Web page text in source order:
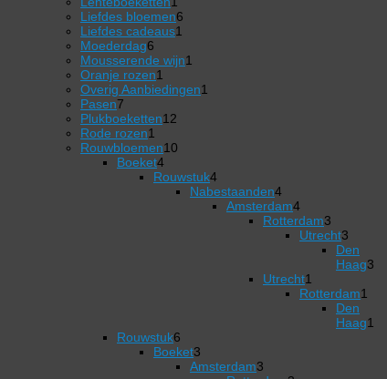
product
Liefdes bloemen6
Liefdes cadeaus1
Moederdag6
producten
Mousserende wijn1
Oranje rozen1
product
Overig Aanbiedingen1
Pasen7
producten
Plukboeketten12
Rode rozen1
product
Rouwbloemen10
Boeket44
producten
Rouwstuk44
producten
Nabestaanden4
Amsterdam4
Rotterdam3
Utrecht3
producten
Den
Haag3
producten
Utrecht1
Rotterdam1
product
Den
Haag1
Rouwstuk6
producten
Boeket3
producten
Amsterdam3